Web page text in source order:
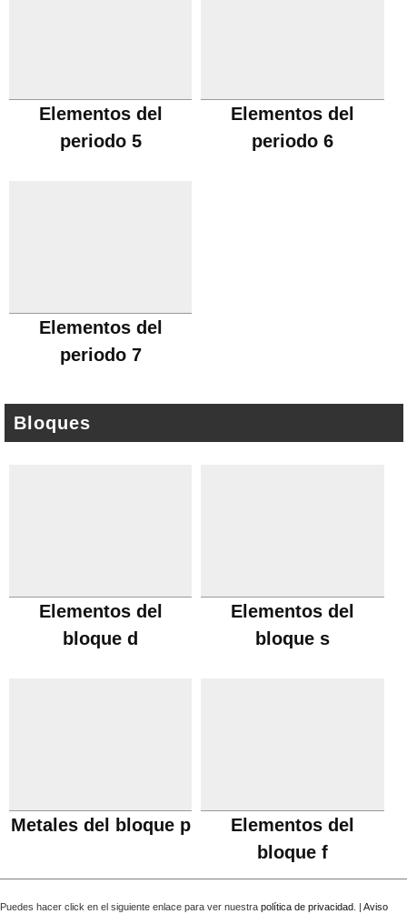
Elementos del
periodo 5
Elementos del
periodo 6
Elementos del
periodo 7
Bloques
Elementos del
bloque d
Elementos del
bloque s
Metales del bloque p
Elementos del
bloque f
Puedes hacer click en el siguiente enlace para ver nuestra política de privacidad . | Aviso